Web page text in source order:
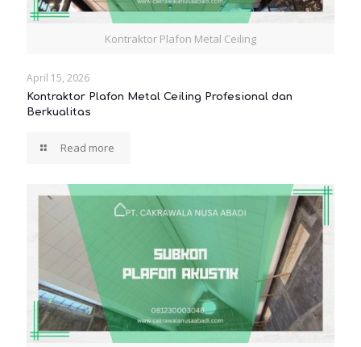
Kontraktor Plafon Metal Ceiling
April 15, 2026
Kontraktor Plafon Metal Ceiling Profesional dan
Berkualitas
Read more